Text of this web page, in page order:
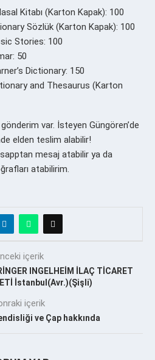
Kitabı (Karton Kapak): 100
Sözlük (Karton Kapak): 100
Stories: 100
50
Dictionary: 150
and Thesaurus (Karton
var. İsteyen Güngören’de
elden teslim alabilir!
mesaj atabilir ya da
atabilirim.
içerik
INGELHEİM İLAÇ TİCARET
İstanbul(Avr.)(Şişli)
içerik
ve Çap hakkında